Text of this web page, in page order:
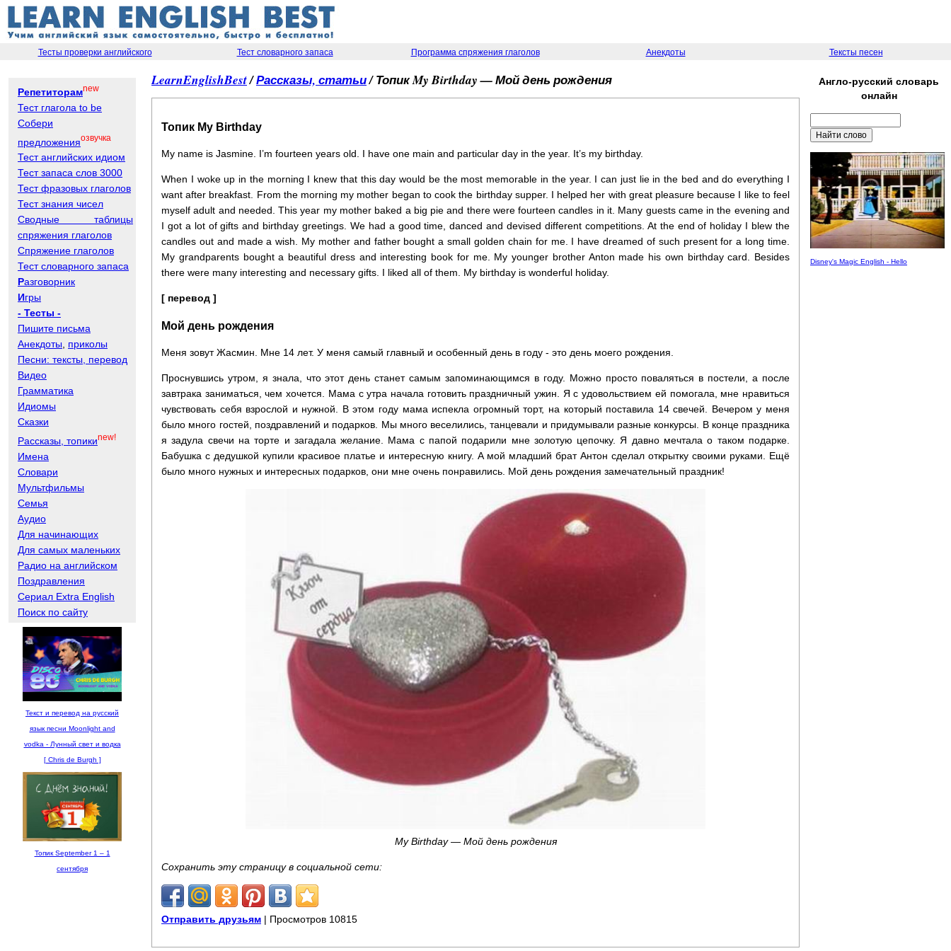
Тесты проверки английского Тест словарного запаса Программа спряжения глаголов Анекдоты Тексты песен
Репетиторамnew
Тест глагола to be
Собери
предложенияозвучка
Тест английских идиом
Тест запаса слов 3000
Тест фразовых глаголов
Тест знания чисел
Сводные таблицы
спряжения глаголов
Спряжение глаголов
Тест словарного запаса
Разговорник
Игры
- Тесты -
Пишите письма
Анекдоты, приколы
Песни: тексты, перевод
Видео
Грамматика
Идиомы
Сказки
Рассказы, топикиnew!
Имена
Словари
Мультфильмы
Семья
Аудио
Для начинающих
Для самых маленьких
Радио на английском
Поздравления
Сериал Extra English
Поиск по сайту
Текст и перевод на русский
язык песни Moonlight and
vodka - Лунный свет и водка
[ Chris de Burgh ]
Топик September 1 – 1
сентября
LearnEnglishBest/Рассказы, статьи/ Топик My Birthday — Мой день рождения
Топик My Birthday
My name is Jasmine. I’m fourteen years old. I have one main and particular day in the year. It’s my birthday.
When I woke up in the morning I knew that this day would be the most memorable in the year. I can just lie in the bed and do everything I
want after breakfast. From the morning my mother began to cook the birthday supper. I helped her with great pleasure because I like to feel
myself adult and needed. This year my mother baked a big pie and there were fourteen candles in it. Many guests came in the evening and
I got a lot of gifts and birthday greetings. We had a good time, danced and devised different competitions. At the end of holiday I blew the
candles out and made a wish. My mother and father bought a small golden chain for me. I have dreamed of such present for a long time.
My grandparents bought a beautiful dress and interesting book for me. My younger brother Anton made his own birthday card. Besides
there were many interesting and necessary gifts. I liked all of them. My birthday is wonderful holiday.
[ перевод ]
Мой день рождения
Меня зовут Жасмин. Мне 14 лет. У меня самый главный и особенный день в году - это день моего рождения.
Проснувшись утром, я знала, что этот день станет самым запоминающимся в году. Можно просто поваляться в постели, а после
завтрака заниматься, чем хочется. Мама с утра начала готовить праздничный ужин. Я с удовольствием ей помогала, мне нравиться
чувствовать себя взрослой и нужной. В этом году мама испекла огромный торт, на который поставила 14 свечей. Вечером у меня
было много гостей, поздравлений и подарков. Мы много веселились, танцевали и придумывали разные конкурсы. В конце праздника
я задула свечи на торте и загадала желание. Мама с папой подарили мне золотую цепочку. Я давно мечтала о таком подарке.
Бабушка с дедушкой купили красивое платье и интересную книгу. А мой младший брат Антон сделал открытку своими руками. Ещё
было много нужных и интересных подарков, они мне очень понравились. Мой день рождения замечательный праздник!
My Birthday — Мой день рождения
Сохранить эту страницу в социальной сети:
Отправить друзьям | Просмотров 10815
Англо-русский словарь
онлайн
Disney's Magic English - Hello